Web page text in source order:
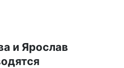
и Ярослав